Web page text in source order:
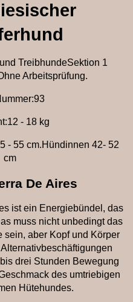
TreibhundeSektion 1
Arbeitsprüfung.
- 18 kg
- 55 cm.Hündinnen 42- 52
cm
De Aires
ist ein Energiebündel, das
muss nicht unbedingt das
sein, aber Kopf und Körper
drei Stunden Bewegung
des umtriebigen
Hütehundes.